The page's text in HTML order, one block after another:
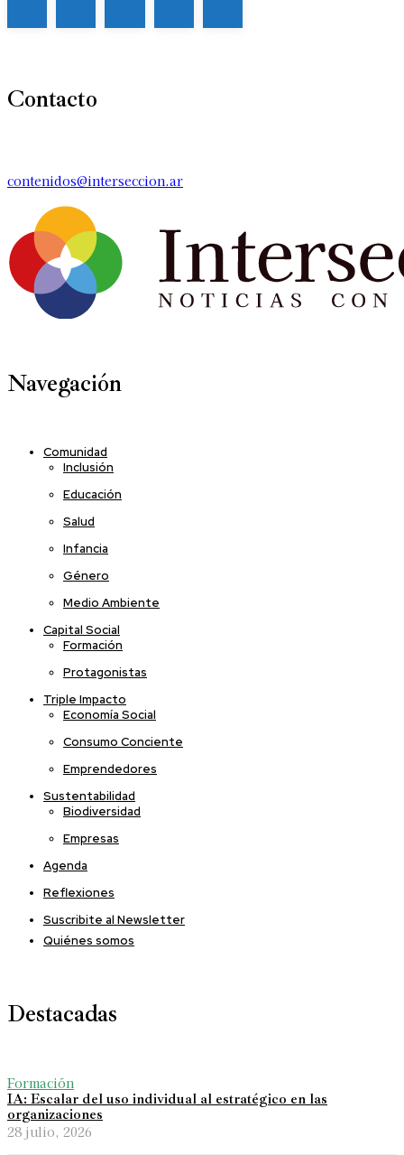
Contacto
contenidos@interseccion.ar
Navegación
Comunidad
Inclusión
Educación
Salud
Infancia
Género
Medio Ambiente
Capital Social
Formación
Protagonistas
Triple Impacto
Economía Social
Consumo Conciente
Emprendedores
Sustentabilidad
Biodiversidad
Empresas
Agenda
Reflexiones
Suscribite al Newsletter
Quiénes somos
Destacadas
Formación
IA: Escalar del uso individual al estratégico en las
organizaciones
28 julio, 2026